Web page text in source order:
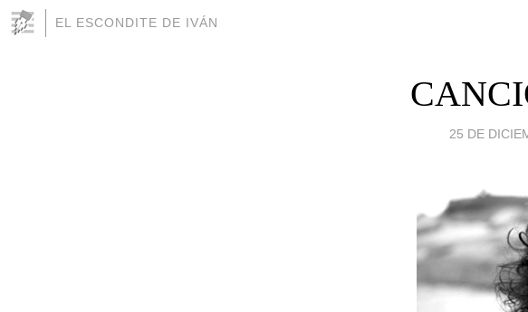
EL ESCONDITE DE IVÁN
25 DE